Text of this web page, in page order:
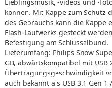
Lieblingsmusik, -videos und -
können. Mit Kappe zum Schutz
des Gebrauchs kann die Kappe
Flash-Laufwerks gesteckt
Befestigung am Schlüsselbund.
Lieferumfang: Philips Snow
GB, abwärtskompatibel mit USB
Übertragungsgeschwindigkeit
auch bekannt als USB 3.1 Gen 1